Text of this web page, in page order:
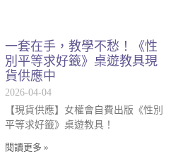
一套在手，教學不愁！《性
別平等求好籤》桌遊教具現
貨供應中
2026-04-04
【現貨供應】女權會自費出版《性別
平等求好籤》桌遊教具！
閱讀更多 »